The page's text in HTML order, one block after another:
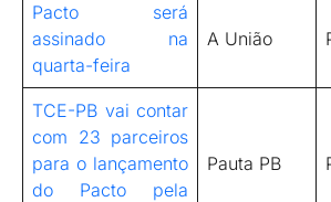
Pacto será
assinado na
quarta-feira
A União
TCE-PB vai contar
com 23 parceiros
para o lançamento
do Pacto pela
Pauta PB